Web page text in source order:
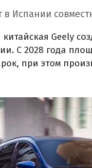
в Испании
Geely
С 2028 года
при этом